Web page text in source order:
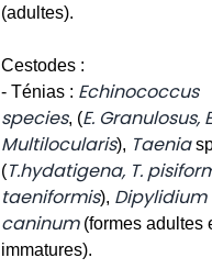
(adultes).
Cestodes :
- Ténias : Echinococcus
species, (E. Granulosus,
Multilocularis), Taenia
(T.hydatigena, T.
taeniformis), Dipylidium
caninum(formes adultes
immatures).